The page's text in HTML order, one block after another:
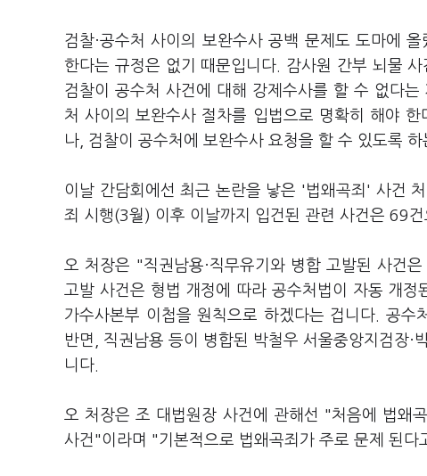
검찰·공수처 사이의 보완수사 공백 문제도 도마에
한다는 규정은 없기 때문입니다. 감사원 간부 뇌물
검찰이 공수처 사건에 대해 강제수사를 할 수 없다
처 사이의 보완수사 절차를 입법으로 명확히 해야
나, 검찰이 공수처에 보완수사 요청을 할 수 있도록
이날 간담회에선 최근 논란을 낳은 '법왜곡죄' 사건
죄 시행(3월) 이후 이날까지 입건된 관련 사건은 69
오 처장은 "직권남용·직무유기와 병합 고발된 사건
고발 사건은 형법 개정에 따라 공수처법이 자동 개
가수사본부 이첩을 원칙으로 하겠다는 겁니다. 공
반면, 직권남용 등이 병합된 박철우 서울중앙지검장
니다.
오 처장은 조 대법원장 사건에 관해선 "처음에 법왜
사건"이라며 "기본적으로 법왜곡죄가 주로 문제 된다